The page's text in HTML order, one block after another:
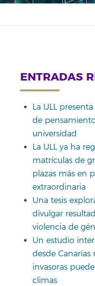
ENTRADAS
La ULL
de
universidad
La ULL ya ha
matrículas de
plazas más en
extraordinaria
Una tesis
divulgar
violencia de
Un estudio
desde Canarias
invasoras
climas